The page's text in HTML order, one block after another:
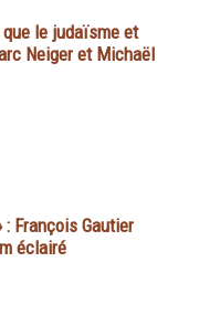
le judaïsme et
Neiger et Michaël
: François Gautier
éclairé